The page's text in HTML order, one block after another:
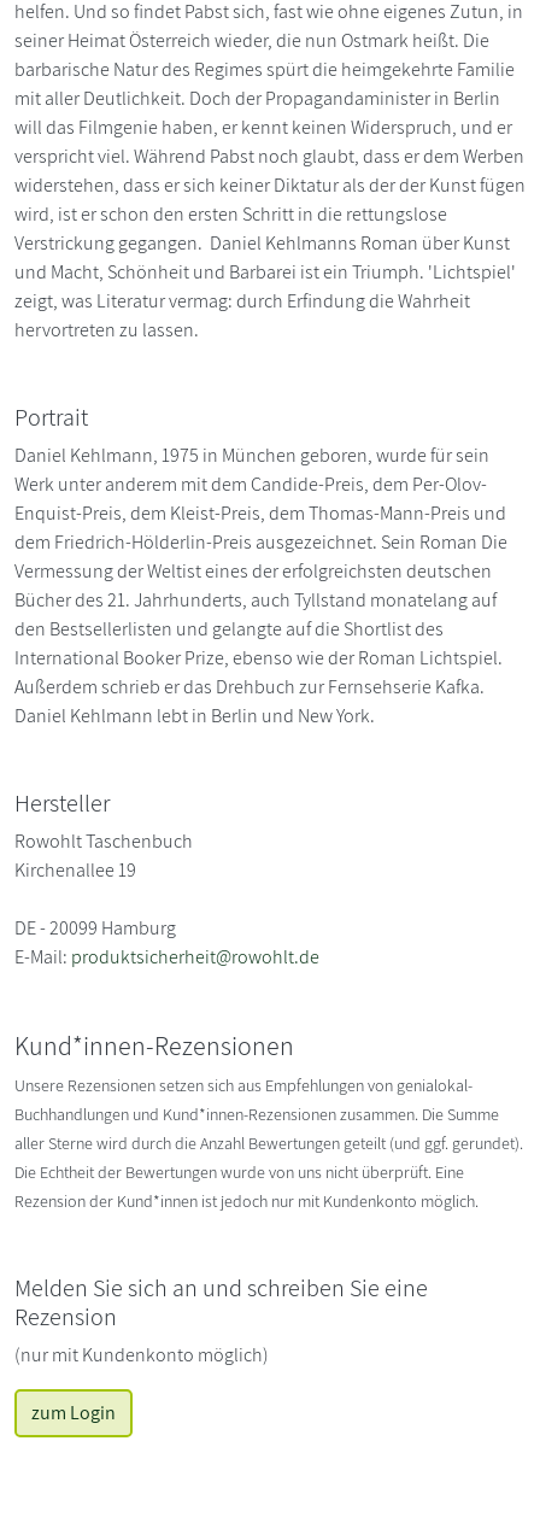
helfen. Und so findet Pabst sich, fast wie ohne eigenes Zutun, in
seiner Heimat Österreich wieder, die nun Ostmark heißt. Die
barbarische Natur des Regimes spürt die heimgekehrte Familie
mit aller Deutlichkeit. Doch der Propagandaminister in Berlin
will das Filmgenie haben, er kennt keinen Widerspruch, und er
verspricht viel. Während Pabst noch glaubt, dass er dem Werben
widerstehen, dass er sich keiner Diktatur als der der Kunst fügen
wird, ist er schon den ersten Schritt in die rettungslose
Verstrickung gegangen. Daniel Kehlmanns Roman über Kunst
und Macht, Schönheit und Barbarei ist ein Triumph. 'Lichtspiel'
zeigt, was Literatur vermag: durch Erfindung die Wahrheit
hervortreten zu lassen.
Portrait
Daniel Kehlmann, 1975 in München geboren, wurde für sein
Werk unter anderem mit dem Candide-Preis, dem Per-Olov-
Enquist-Preis, dem Kleist-Preis, dem Thomas-Mann-Preis und
dem ­Friedrich-Hölderlin-Preis ausgezeichnet. Sein Roman Die
Vermessung der Weltist eines der erfolgreichsten deutschen
Bücher des 21. Jahrhunderts, auch Tyllstand monatelang auf
den Bestsellerlisten und gelangte auf die Shortlist des
International Booker Prize, ebenso wie der Roman Lichtspiel.
Außerdem schrieb er das Drehbuch zur Fernsehserie Kafka.
Daniel Kehlmann lebt in Berlin und New York.
Hersteller
Rowohlt Taschenbuch
Kirchenallee 19
DE - 20099 Hamburg
E-Mail: produktsicherheit@rowohlt.de
Kund*innen-Rezensionen
Unsere Rezensionen setzen sich aus Empfehlungen von genialokal-
Buchhandlungen und Kund*innen-Rezensionen zusammen. Die Summe
aller Sterne wird durch die Anzahl Bewertungen geteilt (und ggf. gerundet).
Die Echtheit der Bewertungen wurde von uns nicht überprüft. Eine
Rezension der Kund*innen ist jedoch nur mit Kundenkonto möglich.
Melden Sie sich an und schreiben Sie eine
Rezension
(nur mit Kundenkonto möglich)
zum Login